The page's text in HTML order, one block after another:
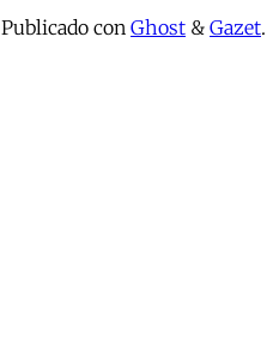
Publicado con Ghost & Gazet.